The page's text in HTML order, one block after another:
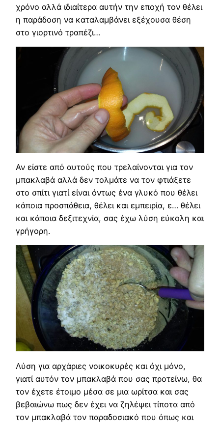
χρόνο αλλά ιδιαίτερα αυτήν την εποχή τον θέλει
η παράδοση να καταλαμβάνει εξέχουσα θέση
στο γιορτινό τραπέζι…
Αν είστε από αυτούς που τρελαίνονται για τον
μπακλαβά αλλά δεν τολμάτε να τον φτιάξετε
στο σπίτι γιατί είναι όντως ένα γλυκό που θέλει
κάποια προσπάθεια, θέλει και εμπειρία, ε… θέλει
και κάποια δεξιτεχνία, σας έχω λύση εύκολη και
γρήγορη.
Λύση για αρχάριες νοικοκυρές και όχι μόνο,
γιατί αυτόν τον μπακλαβά που σας προτείνω, θα
τον έχετε έτοιμο μέσα σε μια ωρίτσα και σας
βεβαιώνω πως δεν έχει να ζηλέψει τίποτα από
τον μπακλαβά τον παραδοσιακό που όπως και